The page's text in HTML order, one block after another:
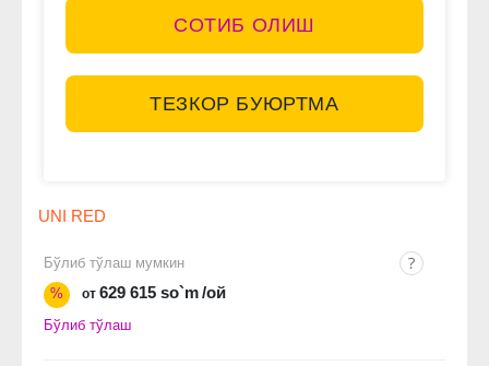
СОТИБ ОЛИШ
ТЕЗКОР БУЮРТМА
UNI RED
Бўлиб тўлаш мумкин
%
от 629 615 so`m/ой
Бўлиб тўлаш